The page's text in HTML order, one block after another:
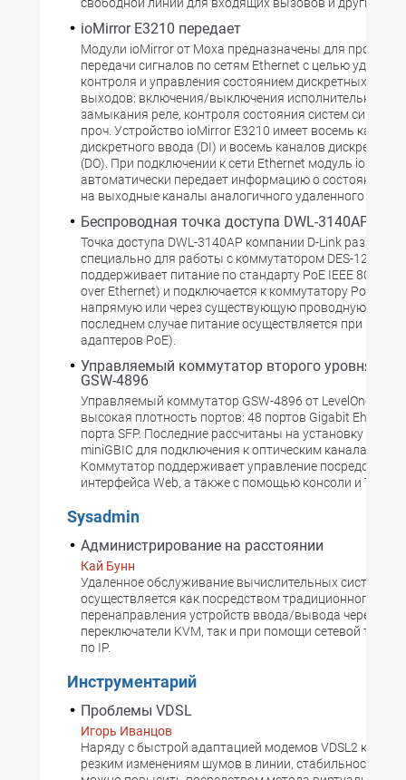
свободной линии для входящих вызовов и другие
ioMirror E3210 передает
Модули ioMirror от Moxa предназначены для
передачи сигналов по сетям Ethernet с целью
контроля и управления состоянием дискретных
выходов: включения/выключения исполнительных
замыкания реле, контроля состояния систем
проч. Устройство ioMirror E3210 имеет восемь каналов
дискретного ввода (DI) и восемь каналов
(DO). При подключении к сети Ethernet модуль ioMirror
автоматически передает информацию о состоянии
на выходные каналы аналогичного удаленного
Беспроводная точка доступа DWL-3140AP для
Точка доступа DWL-3140AP компании D-Link
специально для работы с коммутатором DES-1228P.
поддерживает питание по стандарту PoE IEEE 802.3af
over Ethernet) и подключается к коммутатору PoE
напрямую или через существующую проводную сеть
последнем случае питание осуществляется при
адаптеров PoE).
Управляемый коммутатор второго уровня
GSW-4896
Управляемый коммутатор GSW-4896 от LevelOne
высокая плотность портов: 48 портов Gigabit Ehternet
порта SFP. Последние рассчитаны на установку
miniGBIC для подключения к оптическим каналам
Коммутатор поддерживает управление посредством
интерфейса Web, а также с помощью консоли и Тelnet.
Sysadmin
Администрирование на расстоянии
Кай Бунн
Удаленное обслуживание вычислительных систем
осуществляется как посредством традиционного
перенаправления устройств ввода/вывода через
переключатели KVM, так и при помощи сетевой
по IP.
Инструментарий
Проблемы VDSL
Игорь Иванцов
Наряду с быстрой адаптацией модемов VDSL2 к
резким изменениям шумов в линии, стабильность